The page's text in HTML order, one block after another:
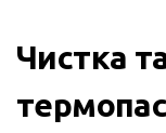
Чистка